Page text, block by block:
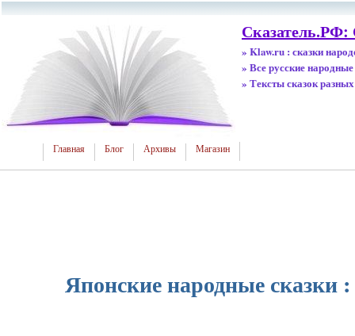
Сказатель.РФ:
» Klaw.ru : сказки
» Все русские народные
» Тексты сказок
Главная Блог Архивы Магазин
Японские народные сказки